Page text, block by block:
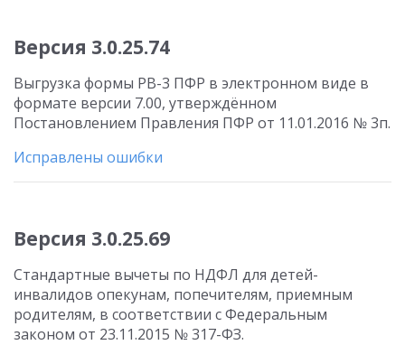
Версия 3.0.25.74
Выгрузка формы РВ-3 ПФР в электронном виде в
формате версии 7.00, утверждённом
Постановлением Правления ПФР от 11.01.2016 № 3п.
Исправлены ошибки
Версия 3.0.25.69
Стандартные вычеты по НДФЛ для детей-
инвалидов опекунам, попечителям, приемным
родителям, в соответствии с Федеральным
законом от 23.11.2015 № 317-ФЗ.